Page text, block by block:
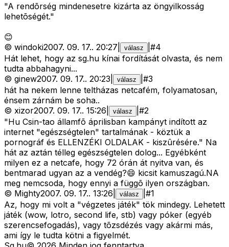
"A rendõrség mindenesetre kizárta az öngyilkosság
lehetõségét."
😊
© windoki2007. 09. 17.. 20:27 válasz #4
Hát lehet, hogy az sg.hu kínai fordítását olvasta, és nem
tudta abbahagyni...
© ginew2007. 09. 17.. 20:23 válasz #3
hát ha nekem lenne teltházas netcafém, folyamatosan,
énsem zárnám be soha..
© xizor2007. 09. 17.. 15:26 válasz #2
"Hu Csin-tao államfõ áprilisban kampányt indított az
internet "egészségtelen" tartalmának - köztük a
pornográf és ELLENZÉKI OLDALAK - kiszûrésére." Na
hát az aztán télleg egészségtelen dolog... Egyébként
milyen ez a netcafe, hogy 72 órán át nyitva van, és
bentmarad ugyan az a vendég?😄 kicsit kamuszagú.NA
meg nemcsoda, hogy ennyi a függõ ilyen országban.
© Mighty2007. 09. 17.. 13:26 válasz #1
Az, hogy mi volt a "végzetes játék" tök mindegy. Lehetett
játék (wow, lotro, second life, stb) vagy póker (egyéb
szerencsefogadás), vagy tõzsdézés vagy akármi más,
ami így le tudta kötni a figyelmét.